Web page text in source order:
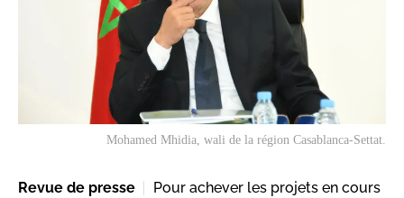
Mohamed Mhidia, wali de la région Casablanca-Settat.
Revue de presse
Pour achever les projets en cours